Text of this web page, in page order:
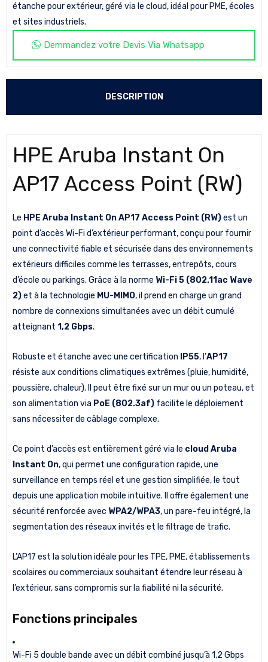
étanche pour extérieur, géré via le cloud, idéal pour PME, écoles
et sites industriels.
Demmandez votre Devis Via Whatsapp
DESCRIPTION
HPE Aruba Instant On
AP17 Access Point (RW)
Le HPE Aruba Instant On AP17 Access Point (RW)est un
point d’accès Wi-Fi d’extérieur performant, conçu pour fournir
une connectivité fiable et sécurisée dans des environnements
extérieurs difficiles comme les terrasses, entrepôts, cours
d’école ou parkings. Grâce à la norme Wi-Fi 5 (802.11ac Wave
2)et à la technologie MU-MIMO, il prend en charge un grand
nombre de connexions simultanées avec un débit cumulé
atteignant 1,2 Gbps.
Robuste et étanche avec une certification IP55, l’AP17
résiste aux conditions climatiques extrêmes (pluie, humidité,
poussière, chaleur). Il peut être fixé sur un mur ou un poteau, et
son alimentation via PoE (802.3af) facilite le déploiement
sans nécessiter de câblage complexe.
Ce point d’accès est entièrement géré via le cloud Aruba
Instant On, qui permet une configuration rapide, une
surveillance en temps réel et une gestion simplifiée, le tout
depuis une application mobile intuitive. Il offre également une
sécurité renforcée avec WPA2/WPA3, un pare-feu intégré, la
segmentation des réseaux invités et le filtrage de trafic.
L’AP17 est la solution idéale pour les TPE, PME, établissements
scolaires ou commerciaux souhaitant étendre leur réseau à
l’extérieur, sans compromis sur la fiabilité ni la sécurité.
Fonctions principales
Wi-Fi 5 double bande avec un débit combiné jusqu’à 1,2 Gbps